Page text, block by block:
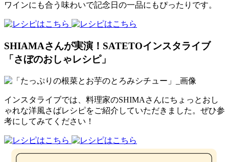
ワインにも合う味わいで記念日の一品にもぴったりです。
SHIAMAさんが実演！SATETOインスタライブ
「さぼのおしゃレシピ」
インスタライブでは、料理家のSHIMAさんにちょっとおし
ゃれな洋風さばレシピをご紹介していただきました。ぜひ参
考にしてみてください！